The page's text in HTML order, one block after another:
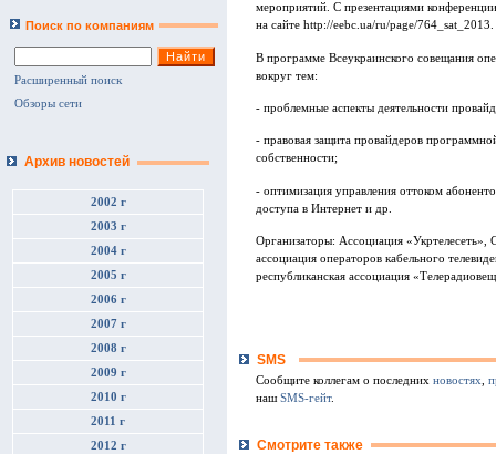
Поиск по компаниям
Расширенный поиск
Обзоры сети
Архив новостей
2002 г
2003 г
2004 г
2005 г
2006 г
2007 г
2008 г
2009 г
2010 г
2011 г
2012 г
мероприятий. С презентациями
на сайте http://eebc.ua/ru/page/764_sat_2013.
В программе Всеукраинского совещания
вокруг тем:
- проблемные аспекты деятельности
- правовая защита провайдеров
собственности;
- оптимизация управления оттоком
доступа в Интернет и др.
Организаторы: Ассоциация «Укртелесеть»,
ассоциация операторов кабельного
республиканская ассоциация
SMS
Сообщите коллегам о последних новостях
наш SMS-гейт.
Смотрите также